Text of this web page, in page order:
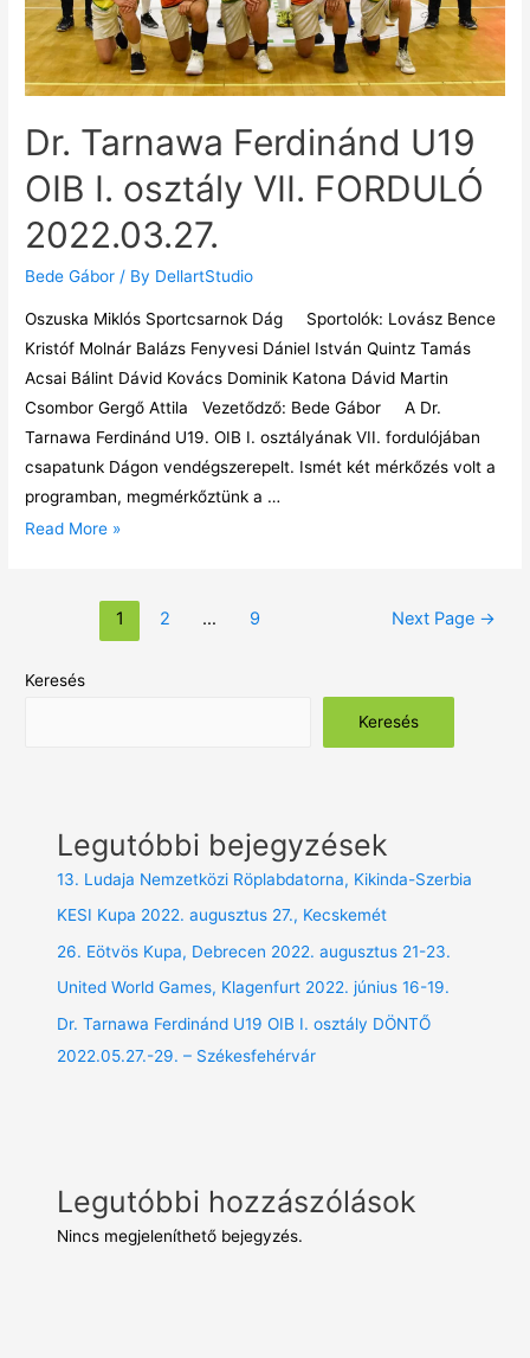
Dr. Tarnawa Ferdinánd U19
OIB I. osztály VII. FORDULÓ
2022.03.27.
Bede Gábor / By DellartStudio
Oszuska Miklós Sportcsarnok Dág Sportolók: Lovász Bence
Kristóf Molnár Balázs Fenyvesi Dániel István Quintz Tamás
Acsai Bálint Dávid Kovács Dominik Katona Dávid Martin
Csombor Gergő Attila Vezetődző: Bede Gábor A Dr.
Tarnawa Ferdinánd U19. OIB I. osztályának VII. fordulójában
csapatunk Dágon vendégszerepelt. Ismét két mérkőzés volt a
programban, megmérkőztünk a …
Read More »
1 2 … 9 Next Page →
Keresés
Keresés
Legutóbbi bejegyzések
13. Ludaja Nemzetközi Röplabdatorna, Kikinda-Szerbia
KESI Kupa 2022. augusztus 27., Kecskemét
26. Eötvös Kupa, Debrecen 2022. augusztus 21-23.
United World Games, Klagenfurt 2022. június 16-19.
Dr. Tarnawa Ferdinánd U19 OIB I. osztály DÖNTŐ
2022.05.27.-29. – Székesfehérvár
Legutóbbi hozzászólások
Nincs megjeleníthető bejegyzés.